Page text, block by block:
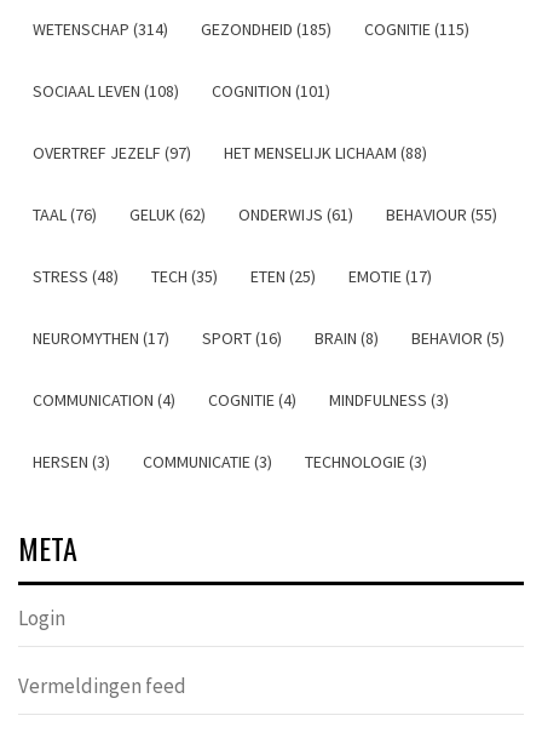
WETENSCHAP (314) GEZONDHEID (185) COGNITIE (115)
SOCIAAL LEVEN (108) COGNITION (101)
OVERTREF JEZELF (97) HET MENSELIJK LICHAAM (88)
TAAL (76) GELUK (62) ONDERWIJS (61) BEHAVIOUR (55)
STRESS (48) TECH (35) ETEN (25) EMOTIE (17)
NEUROMYTHEN (17) SPORT (16) BRAIN (8) BEHAVIOR (5)
COMMUNICATION (4) COGNITIE (4) MINDFULNESS (3)
HERSEN (3) COMMUNICATIE (3) TECHNOLOGIE (3)
META
Login
Vermeldingen feed